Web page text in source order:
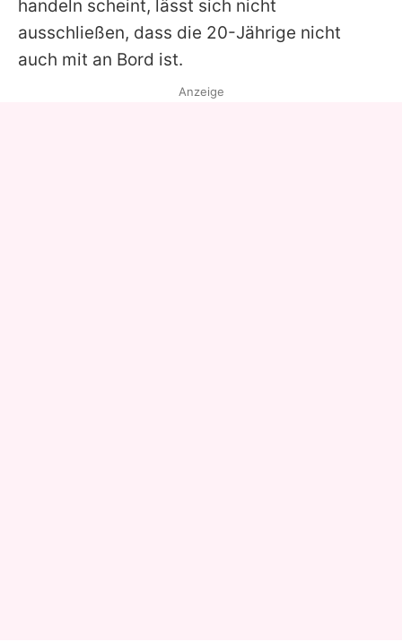
handeln scheint, lässt sich nicht
ausschließen, dass die 20-Jährige nicht
auch mit an Bord ist.
Anzeige